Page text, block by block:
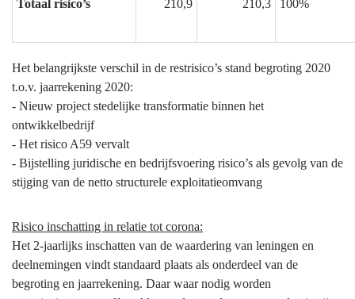
Totaal risico’s
210,9 210,3 100%
Het belangrijkste verschil in de restrisico’s stand begroting 2020
t.o.v. jaarrekening 2020:
- Nieuw project stedelijke transformatie binnen het
ontwikkelbedrijf
- Het risico A59 vervalt
- Bijstelling juridische en bedrijfsvoering risico’s als gevolg van de
stijging van de netto structurele exploitatieomvang
Risico inschatting in relatie tot corona:
Het 2-jaarlijks inschatten van de waardering van leningen en
deelnemingen vindt standaard plaats als onderdeel van de
begroting en jaarrekening. Daar waar nodig worden